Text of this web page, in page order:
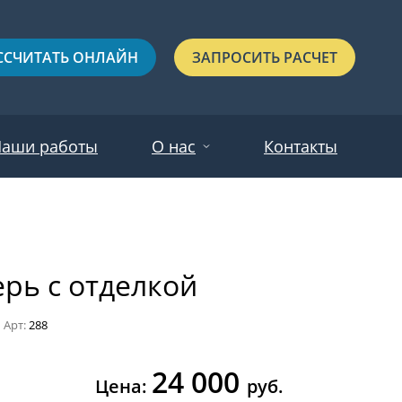
ОНЛАЙН ЗАПРОСИТЬ РАСЧЕТ
Зеленые
С выдавленным рисунком
работы О нас Контакты
с отделкой
Арт:288
Цена: 24 000 руб.